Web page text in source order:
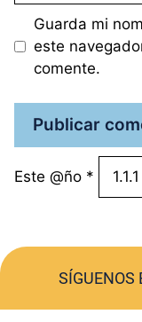
Guarda mi
este
comente.
Este @ño *
SÍGUENOS